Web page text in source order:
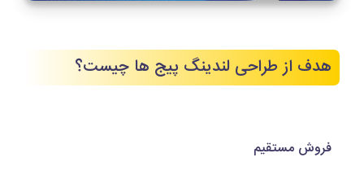
هدف از طراحی لندینگ پیج ها چیست؟
فروش مستقیم